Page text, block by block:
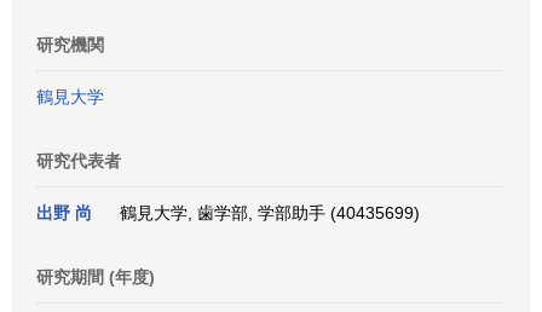
研究機関
鶴見大学
研究代表者
出野 尚 鶴見大学, 歯学部, 学部助手 (40435699)
研究期間 (年度)